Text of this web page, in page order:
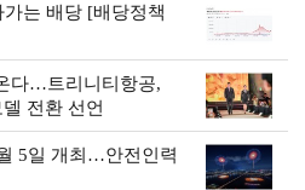
는 배당 [배당정책
온다…트리니티항공,
전환 선언
5일 개최…안전인력